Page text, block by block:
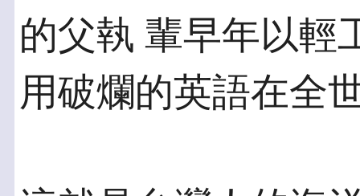
的父執 輩早年以輕
用破爛的英語在全